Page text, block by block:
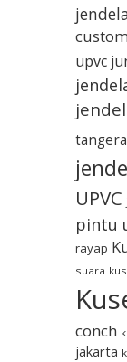
custom
upvc
UPVC
pintu
rayap
suara
conch
jakarta